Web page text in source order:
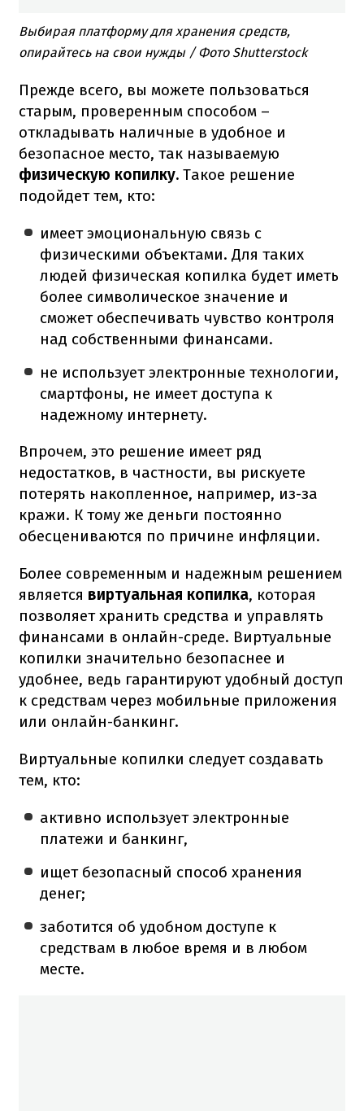
Выбирая платформу для хранения средств,
опирайтесь на свои нужды / Фото Shutterstock
Прежде всего, вы можете пользоваться
старым, проверенным способом –
откладывать наличные в удобное и
безопасное место, так называемую
физическую копилку. Такое решение
подойдет тем, кто:
имеет эмоциональную связь с
физическими объектами. Для таких
людей физическая копилка будет иметь
более символическое значение и
сможет обеспечивать чувство контроля
над собственными финансами.
не использует электронные технологии,
смартфоны, не имеет доступа к
надежному интернету.
Впрочем, это решение имеет ряд
недостатков, в частности, вы рискуете
потерять накопленное, например, из-за
кражи. К тому же деньги постоянно
обесцениваются по причине инфляции.
Более современным и надежным решением
является виртуальная копилка, которая
позволяет хранить средства и управлять
финансами в онлайн-среде. Виртуальные
копилки значительно безопаснее и
удобнее, ведь гарантируют удобный доступ
к средствам через мобильные приложения
или онлайн-банкинг.
Виртуальные копилки следует создавать
тем, кто:
активно использует электронные
платежи и банкинг,
ищет безопасный способ хранения
денег;
заботится об удобном доступе к
средствам в любое время и в любом
месте.